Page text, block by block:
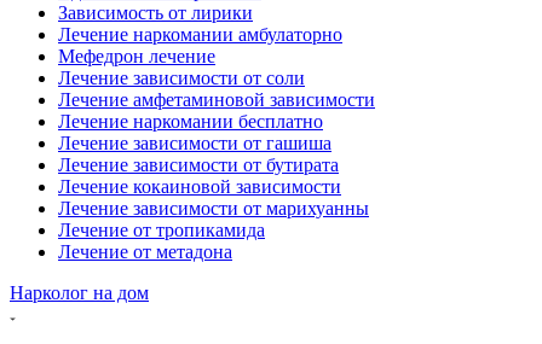
Зависимость от лирики
Лечение наркомании амбулаторно
Мефедрон лечение
Лечение зависимости от соли
Лечение амфетаминовой зависимости
Лечение наркомании бесплатно
Лечение зависимости от гашиша
Лечение зависимости от бутирата
Лечение кокаиновой зависимости
Лечение зависимости от марихуанны
Лечение от тропикамида
Лечение от метадона
Нарколог на дом